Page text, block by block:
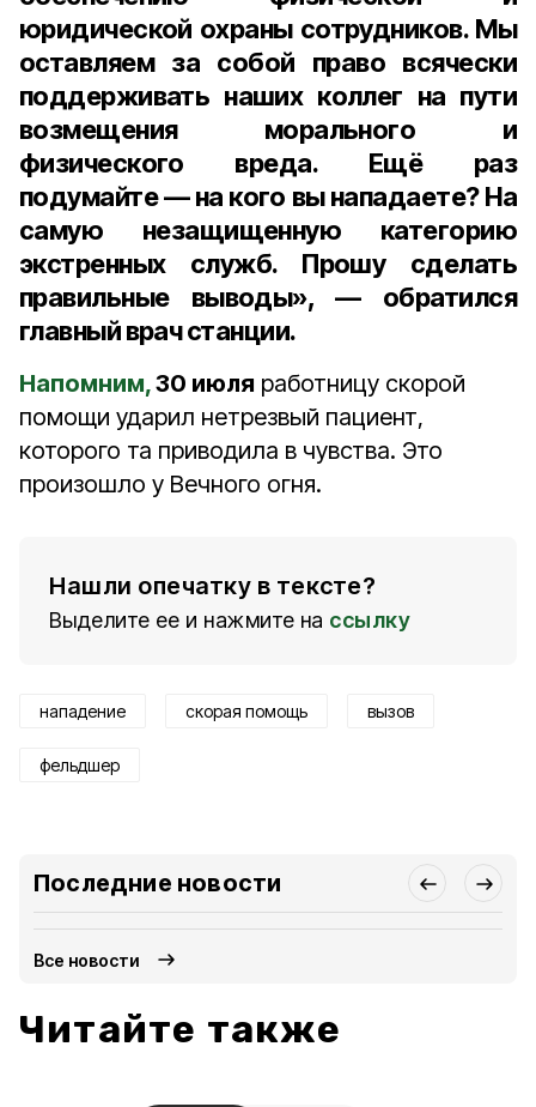
юридической охраны сотрудников. Мы
оставляем за собой право всячески
поддерживать наших коллег на пути
возмещения морального и
физического вреда. Ещё раз
подумайте — на кого вы нападаете? На
самую незащищенную категорию
экстренных служб. Прошу сделать
правильные выводы», — обратился
главный врач станции.
Напомним,30 июля работницу скорой
помощи ударил нетрезвый пациент,
которого та приводила в чувства. Это
произошло у Вечного огня.
Нашли опечатку в тексте?
Выделите ее и нажмите на ссылку
нападение скорая помощь вызов
фельдшер
Последние новости
Все новости
Читайте также